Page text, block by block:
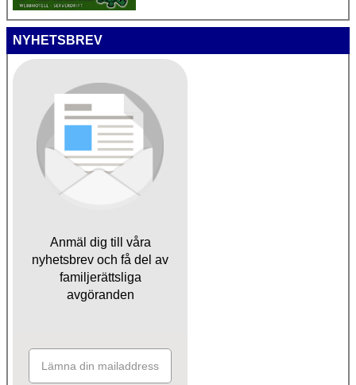
NYHETSBREV
Anmäl dig till våra
nyhetsbrev och få del av
familjerättsliga
avgöranden